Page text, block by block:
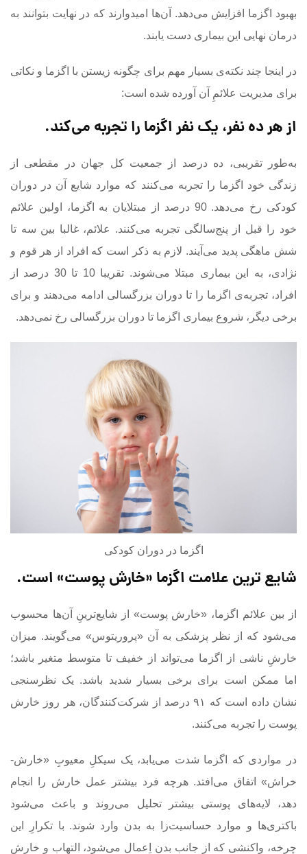
بهبود اگزما افزایش می‌دهد. آن‌ها امیدوارند که در نهایت بتوانند به
درمان نهایی این بیماری دست یابند.
در اینجا چند نکته‌ی بسیار مهم برای چگونه زیستن با اگزما و نکاتی
برای مدیریت علائمِ آن آورده شده است:
از هر ده نفر، یک نفر اگزما را تجربه می‌کند.
به‌طور تقریبی، ده درصد از جمعیت کل جهان در مقطعی از
زندگی خود اگزما را تجربه می‌کنند که موارد شایع آن در دوران
کودکی رخ می‌دهد. 90 درصد از مبتلایان به اگزما، اولین علائم
خود را قبل از پنج‌سالگی تجربه می‌کنند. علائم، غالبا بین سه تا
شش ماهگی پدید می‌آیند. لازم به ذکر است که افراد از هر قوم و
نژادی، به این بیماری مبتلا می‌شوند. تقریبا 10 تا 30 درصد از
افراد، تجربه‌ی اگزما را تا دوران بزرگسالی ادامه می‌دهند و برای
برخی دیگر، شروع بیماری اگزما تا دوران بزرگسالی رخ نمی‌دهد.
اگزما در دوران کودکی
شایع ترین علامت اگزما «خارش پوست» است.
از بین علائم اگزما، «خارش پوست» از شایع‌ترینِ آن‌ها محسوب
می‌شود که از نظر پزشکی به آن «پروریتوس» می‌گویند. میزان
خارشِ ناشی از اگزما می‌تواند از خفیف تا متوسط متغیر باشد؛
اما ممکن است برای برخی بسیار شدید باشد. یک نظرسنجی
نشان داده است که ۹۱ درصد از شرکت‌کنندگان، هر روز خارش
پوست را تجربه می‌کنند.
در مواردی که اگزما شدت می‌یابد، یک سیکلِ معیوبِ «خارش-
خراش» اتفاق می‌افتد. هرچه فرد بیشتر عمل خارش را انجام
دهد، لایه‌ها‌ی پوستی بیشتر تحلیل می‌روند و باعث می‌شود
باکتری‌ها و موارد حساسیت‌زا به بدن وارد شوند. با تکرارِ این
چرخه، واکنشی که از جانب بدن اِعمال می‌شود، التهاب و خارشِ